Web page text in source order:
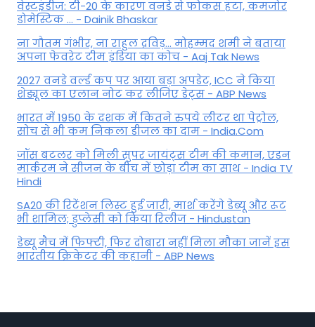
वेस्टइंडीज: टी-20 के कारण वनडे से फोकस हटा, कमजोर
डोमेस्टिक ... - Dainik Bhaskar
ना गौतम गंभीर, ना राहुल द्रव‍िड़... मोहम्मद शमी ने बताया
अपना फेवरेट टीम इंड‍िया का कोच - Aaj Tak News
2027 वनडे वर्ल्ड कप पर आया बड़ा अपडेट, ICC ने किया
शेड्यूल का एलान नोट कर लीजिए डेट्स - ABP News
भारत में 1950 के दशक में कितने रुपये लीटर था पेट्रोल,
सोच से भी कम निकला डीजल का दाम - India.Com
जॉस बटलर को मिली सुपर जायंट्स टीम की कमान, एडन
मार्करम ने सीजन के बीच में छोड़ा टीम का साथ - India TV
Hindi
SA20 की रिटेंशन लिस्ट हुई जारी, मार्श करेंगे डेब्यू और रूट
भी शामिल; डुप्लेसी को किया रिलीज - Hindustan
डेब्यू मैच में फिफ्टी, फिर दोबारा नहीं मिला मौका जानें इस
भारतीय क्रिकेटर की कहानी - ABP News